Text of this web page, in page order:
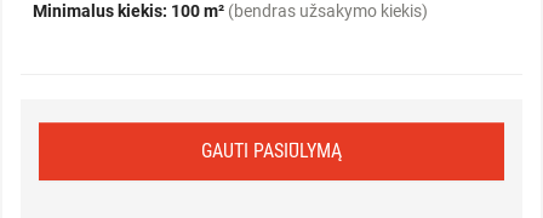
Minimalus kiekis: 100 m² (bendras užsakymo kiekis)
GAUTI PASIŪLYMĄ